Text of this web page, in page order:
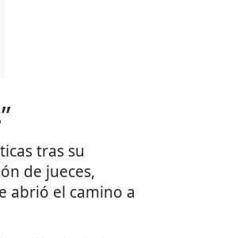
tras su
de jueces,
abrió el camino a